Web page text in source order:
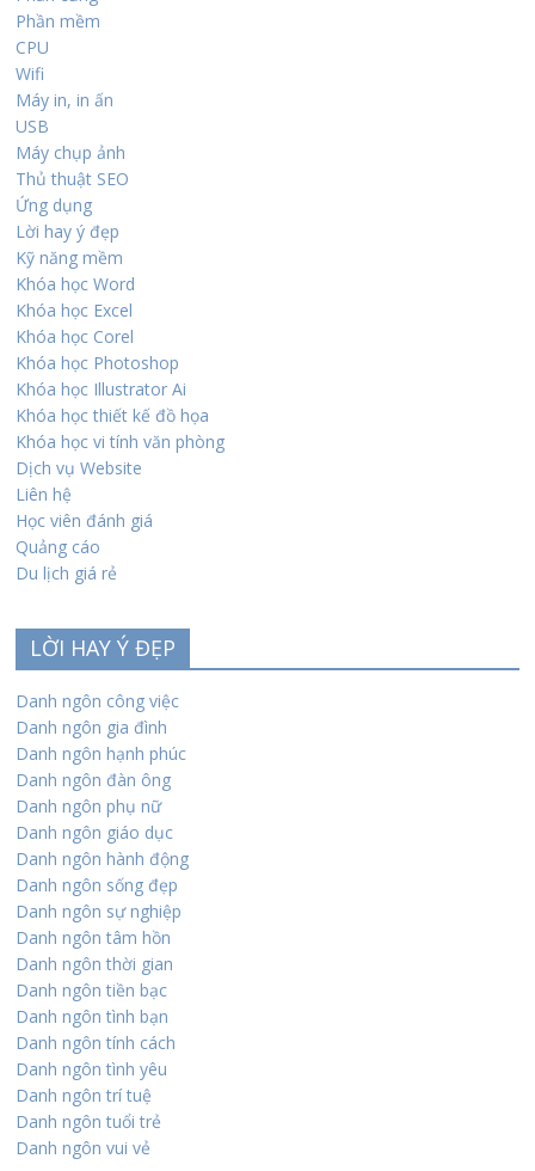
Phần mềm
CPU
Wifi
Máy in, in ấn
USB
Máy chụp ảnh
Thủ thuật SEO
Ứng dụng
Lời hay ý đẹp
Kỹ năng mềm
Khóa học Word
Khóa học Excel
Khóa học Corel
Khóa học Photoshop
Khóa học Illustrator Ai
Khóa học thiết kế đồ họa
Khóa học vi tính văn phòng
Dịch vụ Website
Liên hệ
Học viên đánh giá
Quảng cáo
Du lịch giá rẻ
LỜI HAY Ý ĐẸP
Danh ngôn công việc
Danh ngôn gia đình
Danh ngôn hạnh phúc
Danh ngôn đàn ông
Danh ngôn phụ nữ
Danh ngôn giáo dục
Danh ngôn hành động
Danh ngôn sống đẹp
Danh ngôn sự nghiệp
Danh ngôn tâm hồn
Danh ngôn thời gian
Danh ngôn tiền bạc
Danh ngôn tình bạn
Danh ngôn tính cách
Danh ngôn tình yêu
Danh ngôn trí tuệ
Danh ngôn tuổi trẻ
Danh ngôn vui vẻ